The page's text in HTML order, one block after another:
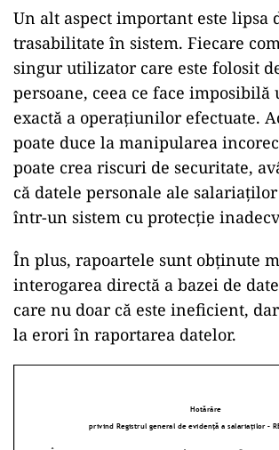
Un alt aspect important este lipsa
trasabilitate în sistem. Fiecare
singur utilizator care este folosit
persoane, ceea ce face
exactă a operațiunilor efectuate.
poate duce la manipularea
poate crea riscuri de securitate,
că datele personale ale
într-un sistem cu protecție
În plus, rapoartele sunt obținute
interogarea directă a bazei de
care nu doar că este ineficient,
la erori în raportarea datelor.